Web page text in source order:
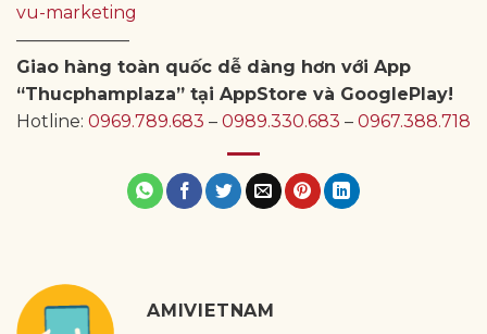
vu-marketing
——————–
Giao hàng toàn quốc dễ dàng hơn với App
“Thucphamplaza” tại AppStore và GooglePlay!
Hotline: 0969.789.683 – 0989.330.683 – 0967.388.718
AMIVIETNAM